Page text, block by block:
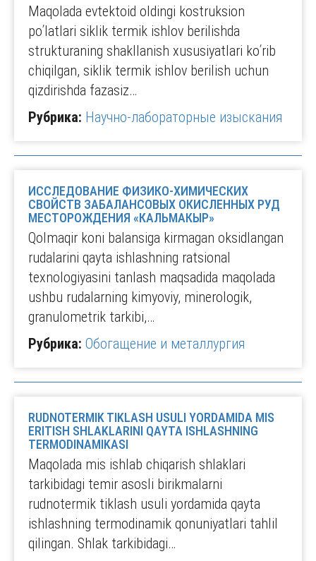
Maqolada evtektoid oldingi kostruksion
poʹlatlari siklik termik ishlov berilishda
strukturaning shakllanish xususiyatlari koʹrib
chiqilgan, siklik termik ishlov berilish uchun
qizdirishda fazasiz…
Рубрика: Научно-лабораторные изыскания
ИССЛЕДОВАНИЕ ФИЗИКО-ХИМИЧЕСКИХ
СВОЙСТВ ЗАБАЛАНСОВЫХ ОКИСЛЕННЫХ РУД
МЕСТОРОЖДЕНИЯ «КАЛЬМАКЫР»
Qolmaqir koni balansiga kirmagan oksidlangan
rudalarini qayta ishlashning ratsional
texnologiyasini tanlash maqsadida maqolada
ushbu rudalarning kimyoviy, minerologik,
granulometrik tarkibi,…
Рубрика: Обогащение и металлургия
RUDNOTERMIK TIKLASH USULI YORDAMIDA MIS
ERITISH SHLAKLARINI QAYTA ISHLASHNING
TERMODINAMIKASI
Maqolada mis ishlab chiqarish shlaklari
tarkibidagi temir asosli birikmalarni
rudnotermik tiklash usuli yordamida qayta
ishlashning termodinamik qonuniyatlari tahlil
qilingan. Shlak tarkibidagi…